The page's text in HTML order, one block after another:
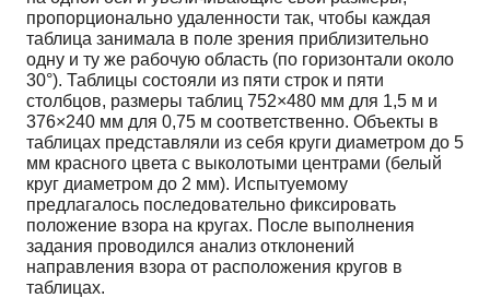
пропорционально удаленности так, чтобы каждая
таблица занимала в поле зрения приблизительно
одну и ту же рабочую область (по горизонтали около
30°). Таблицы состояли из пяти строк и пяти
столбцов, размеры таблиц 752×480 мм для 1,5 м и
376×240 мм для 0,75 м соответственно. Объекты в
таблицах представляли из себя круги диаметром до 5
мм красного цвета с выколотыми центрами (белый
круг диаметром до 2 мм). Испытуемому
предлагалось последовательно фиксировать
положение взора на кругах. После выполнения
задания проводился анализ отклонений
направления взора от расположения кругов в
таблицах.